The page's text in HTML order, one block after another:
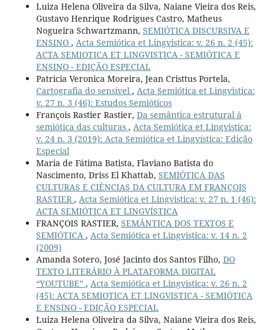
Luiza Helena Oliveira da Silva, Naiane Vieira dos Reis,
Gustavo Henrique Rodrigues Castro, Matheus
Nogueira Schwartzmann, SEMIÓTICA DISCURSIVA E
ENSINO , Acta Semiótica et Lingvistica: v. 26 n. 2 (45):
ACTA SEMIOTICA ET LINGVISTICA - SEMIÓTICA E
ENSINO - EDIÇÃO ESPECIAL
Patricia Veronica Moreira, Jean Cristtus Portela,
Cartografia do sensível , Acta Semiótica et Lingvistica:
v. 27 n. 3 (46): Estudos Semióticos
François Rastier Rastier, Da semântica estrutural à
semiótica das culturas , Acta Semiótica et Lingvistica:
v. 24 n. 3 (2019): Acta Semiótica et Lingvística: Edição
Especial
Maria de Fátima Batista, Flaviano Batista do
Nascimento, Driss El Khattab, SEMIÓTICA DAS
CULTURAS E CIÊNCIAS DA CULTURA EM FRANÇOIS
RASTIER, Acta Semiótica et Lingvistica: v. 27 n. 1 (46):
ACTA SEMIÓTICA ET LINGVÍSTICA
FRANÇOIS RASTIER, SEMÂNTICA DOS TEXTOS E
SEMIÓTICA , Acta Semiótica et Lingvistica: v. 14 n. 2
(2009)
Amanda Sotero, José Jacinto dos Santos Filho, DO
TEXTO LITERÁRIO À PLATAFORMA DIGITAL
“YOUTUBE” , Acta Semiótica et Lingvistica: v. 26 n. 2
(45): ACTA SEMIOTICA ET LINGVISTICA - SEMIÓTICA
E ENSINO - EDIÇÃO ESPECIAL
Luiza Helena Oliveira da Silva, Naiane Vieira dos Reis,